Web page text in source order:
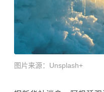
图片来源： Unsplash+